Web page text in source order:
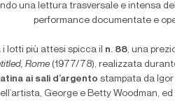
una lettura trasversale e intensa
performance documentate e
i lotti più attesi spicca il n. 88, una
Rome(1977/78), realizzata
ai sali d’argento stampata da
George e Betty Woodman,